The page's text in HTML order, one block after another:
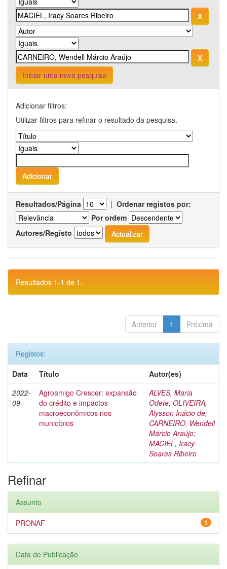
Iniciar uma nova pesquisa
Adicionar filtros:
Utilizar filtros para refinar o resultado da pesquisa.
Resultados/Página | Ordenar registos por:
Por ordem
Autores/Registo
Resultados 1-1 de 1.
Anterior 1 Próxima
Registos:
Data
Título
Autor(es)
2022-
09
Agroamigo Crescer: expansão
do crédito e impactos
macroeconômicos nos
municípios
ALVES, Maria
Odete; OLIVEIRA,
Alysson Inácio de;
CARNEIRO, Wendell
Márcio Araújo;
MACIEL, Iracy
Soares Ribeiro
Refinar
Assunto
1
PRONAF
Data de Publicação